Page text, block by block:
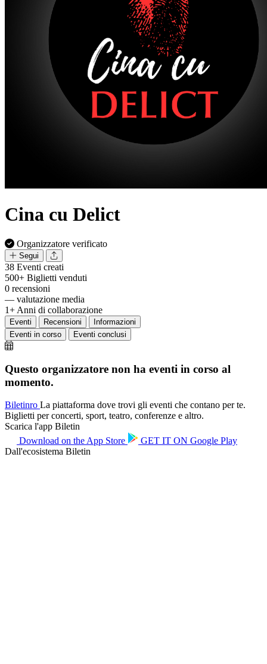
Cina cu Delict
Organizzatore verificato
Segui
38 Eventi creati
500+ Biglietti venduti
0 recensioni
— valutazione media
1+ Anni di collaborazione
Eventi Recensioni
Informazioni
Eventi in corso
Eventi conclusi
Questo organizzatore non ha eventi in corso al
momento.
Biletinro La piattaforma dove trovi gli eventi che contano per te.
Biglietti per concerti, sport, teatro, conferenze e altro.
Scarica l'app Biletin
Download on the App Store GET IT ON Google Play
Dall'ecosistema Biletin